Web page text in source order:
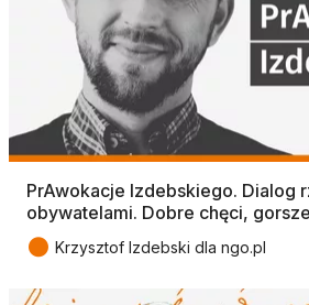
PrAwokacje Izdebskiego. Dialog
obywatelami. Dobre chęci,
● Krzysztof Izdebski dla ngo.pl